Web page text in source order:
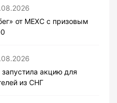
от MEXC с призовым
акцию для
из СНГ